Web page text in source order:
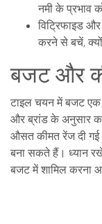
नमी के प्रभाव
विट्रिफाइड
करने से बचें,
बजट और
टाइल चयन में बजट एक
और ब्रांड के अनुसार
औसत कीमत रेंज दी
बना सकते हैं। ध्यान
बजट में शामिल करना